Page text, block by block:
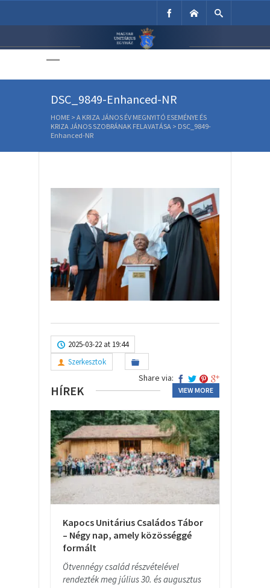
Unitárius Egyház
DSC_9849-Enhanced-NR
HOME > A KRIZA JÁNOS ÉV MEGNYITÓ ESEMÉNYE ÉS
KRIZA JÁNOS SZOBRÁNAK FELAVATÁSA > DSC_9849-
Enhanced-NR
2025-03-22 at 19:44
Szerkesztok
Share via:
HÍREK VIEW MORE
Kapocs Unitárius Családos Tábor
– Négy nap, amely közösséggé
formált
Ötvennégy család részvételével
rendezték meg július 30. és augusztus